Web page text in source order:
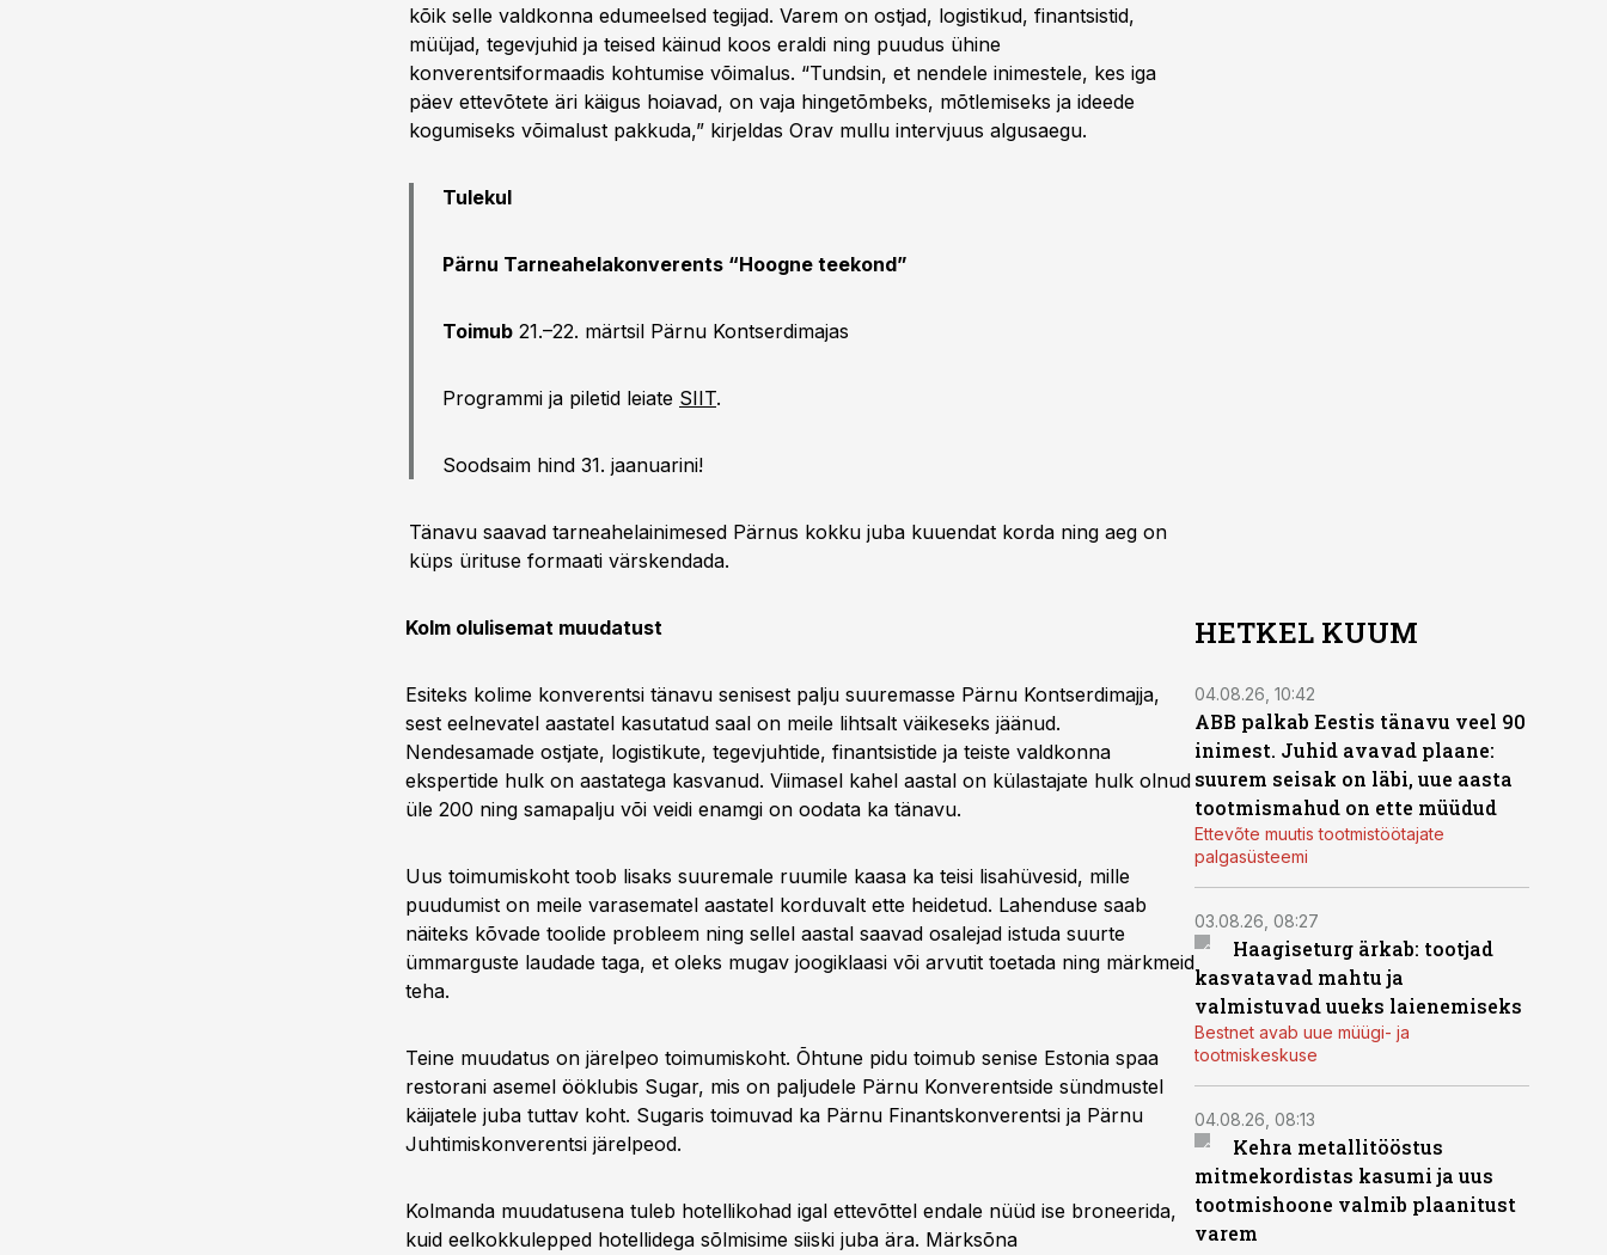
kõik selle valdkonna edumeelsed tegijad. Varem on ostjad, logistikud, finantsistid,
müüjad, tegevjuhid ja teised käinud koos eraldi ning puudus ühine
konverentsiformaadis kohtumise võimalus. “Tundsin, et nendele inimestele, kes iga
päev ettevõtete äri käigus hoiavad, on vaja hingetõmbeks, mõtlemiseks ja ideede
kogumiseks võimalust pakkuda,” kirjeldas Orav mullu intervjuus algusaegu.
Tulekul
Pärnu Tarneahelakonverents “Hoogne teekond”
Toimub 21.–22. märtsil Pärnu Kontserdimajas
Programmi ja piletid leiate SIIT.
Soodsaim hind 31. jaanuarini!
Tänavu saavad tarneahelainimesed Pärnus kokku juba kuuendat korda ning aeg on
küps ürituse formaati värskendada.
Kolm olulisemat muudatust
Esiteks kolime konverentsi tänavu senisest palju suuremasse Pärnu Kontserdimajja,
sest eelnevatel aastatel kasutatud saal on meile lihtsalt väikeseks jäänud.
Nendesamade ostjate, logistikute, tegevjuhtide, finantsistide ja teiste valdkonna
ekspertide hulk on aastatega kasvanud. Viimasel kahel aastal on külastajate hulk olnud
üle 200 ning samapalju või veidi enamgi on oodata ka tänavu.
Uus toimumiskoht toob lisaks suuremale ruumile kaasa ka teisi lisahüvesid, mille
puudumist on meile varasematel aastatel korduvalt ette heidetud. Lahenduse saab
näiteks kõvade toolide probleem ning sellel aastal saavad osalejad istuda suurte
ümmarguste laudade taga, et oleks mugav joogiklaasi või arvutit toetada ning märkmeid
teha.
Teine muudatus on järelpeo toimumiskoht. Õhtune pidu toimub senise Estonia spaa
restorani asemel ööklubis Sugar, mis on paljudele Pärnu Konverentside sündmustel
käijatele juba tuttav koht. Sugaris toimuvad ka Pärnu Finantskonverentsi ja Pärnu
Juhtimiskonverentsi järelpeod.
Kolmanda muudatusena tuleb hotellikohad igal ettevõttel endale nüüd ise broneerida,
kuid eelkokkulepped hotellidega sõlmisime siiski juba ära. Märksõna
HETKEL KUUM
04.08.26, 10:42
ABB palkab Eestis tänavu veel 90
inimest. Juhid avavad plaane:
suurem seisak on läbi, uue aasta
tootmismahud on ette müüdud
Ettevõte muutis tootmistöötajate
palgasüsteemi
03.08.26, 08:27
Haagiseturg ärkab: tootjad
kasvatavad mahtu ja
valmistuvad uueks laienemiseks
Bestnet avab uue müügi- ja
tootmiskeskuse
04.08.26, 08:13
Kehra metallitööstus
mitmekordistas kasumi ja uus
tootmishoone valmib plaanitust
varem